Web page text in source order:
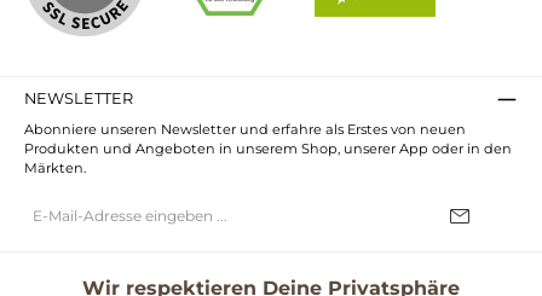
NEWSLETTER
Abonniere unseren Newsletter und erfahre als Erstes von neuen
Produkten und Angeboten in unserem Shop, unserer App oder in den
Märkten.
Mail-
Wir respektieren Deine Privatsphäre